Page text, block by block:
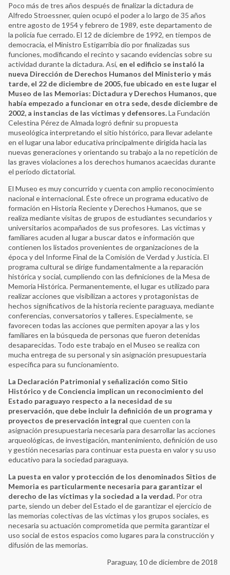
Poco más de tres años después de finalizar la dictadura de
Alfredo Stroessner, quien ocupó el poder a lo largo de 35 años
entre agosto de 1954 y febrero de 1989, este departamento de
la policía fue cerrado. El 12 de diciembre de 1992, en tiempos de
democracia, el Ministro Estigarribia dio por finalizadas sus
funciones, modificando el recinto y sacando evidencias sobre su
actividad durante la dictadura. Así, en el edificio se instaló la
nueva Dirección de Derechos Humanos del Ministerio y más
tarde, el 22 de diciembre de 2005, fue ubicado en este lugar el
Museo de las Memorias: Dictadura y Derechos Humanos, que
había empezado a funcionar en otra sede, desde diciembre de
2002, a instancias de las víctimas y defensores.La Fundación
Celestina Pérez de Almada logró definir su propuesta
museológica interpretando el sitio histórico, para llevar adelante
en el lugar una labor educativa principalmente dirigida hacia las
nuevas generaciones y orientando su trabajo a la no repetición de
las graves violaciones a los derechos humanos acaecidas durante
el período dictatorial.
El Museo es muy concurrido y cuenta con amplio reconocimiento
nacional e internacional. Éste ofrece un programa educativo de
formación en Historia Reciente y Derechos Humanos, que se
realiza mediante visitas de grupos de estudiantes secundarios y
universitarios acompañados de sus profesores. Las víctimas y
familiares acuden al lugar a buscar datos e información que
contienen los listados provenientes de organizaciones de la
época y del Informe Final de la Comisión de Verdad y Justicia. El
programa cultural se dirige fundamentalmente a la reparación
histórica y social, cumpliendo con las definiciones de la Mesa de
Memoria Histórica. Permanentemente, el lugar es utilizado para
realizar acciones que visibilizan a actores y protagonistas de
hechos significativos de la historia reciente paraguaya, mediante
conferencias, conversatorios y talleres. Especialmente, se
favorecen todas las acciones que permiten apoyar a las y los
familiares en la búsqueda de personas que fueron detenidas
desaparecidas. Todo este trabajo en el Museo se realiza con
mucha entrega de su personal y sin asignación presupuestaria
específica para su funcionamiento.
La Declaración Patrimonial y señalización como Sitio
Histórico y de Conciencia implican un reconocimiento del
Estado paraguayo respecto a la necesidad de su
preservación, que debe incluir la definición de un programa y
proyectos de preservación integral que cuenten con la
asignación presupuestaria necesaria para desarrollar las acciones
arqueológicas, de investigación, mantenimiento, definición de uso
y gestión necesarias para continuar esta puesta en valor y su uso
educativo para la sociedad paraguaya.
La puesta en valor y protección de los denominados Sitios de
Memoria es particularmente necesaria para garantizar el
derecho de las víctimas y la sociedad a la verdad. Por otra
parte, siendo un deber del Estado el de garantizar el ejercicio de
las memorias colectivas de las víctimas y los grupos sociales, es
necesaria su actuación comprometida que permita garantizar el
uso social de estos espacios como lugares para la construcción y
difusión de las memorias.
Paraguay, 10 de diciembre de 2018